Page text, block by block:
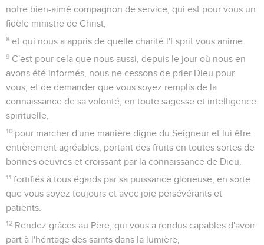
notre bien-aimé compagnon de service, qui est pour vous un
fidèle ministre de Christ,
8 et qui nous a appris de quelle charité l'Esprit vous anime.
9 C'est pour cela que nous aussi, depuis le jour où nous en
avons été informés, nous ne cessons de prier Dieu pour
vous, et de demander que vous soyez remplis de la
connaissance de sa volonté, en toute sagesse et intelligence
spirituelle,
10 pour marcher d'une manière digne du Seigneur et lui être
entièrement agréables, portant des fruits en toutes sortes de
bonnes oeuvres et croissant par la connaissance de Dieu,
11 fortifiés à tous égards par sa puissance glorieuse, en sorte
que vous soyez toujours et avec joie persévérants et
patients.
12 Rendez grâces au Père, qui vous a rendus capables d'avoir
part à l'héritage des saints dans la lumière,